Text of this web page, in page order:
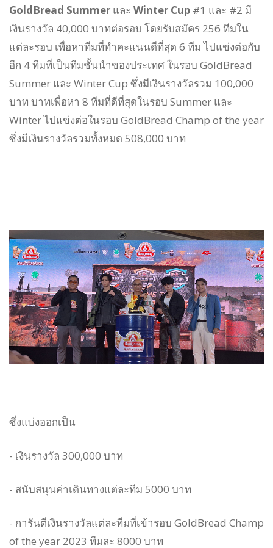
GoldBread Summer และ Winter Cup #1 และ #2 มี
เงินรางวัล 40,000 บาทต่อรอบ โดยรับสมัคร 256 ทีมใน
แต่ละรอบ เพื่อหาทีมที่ทำคะแนนดีที่สุด 6 ทีม ไปแข่งต่อกับ
อีก 4 ทีมที่เป็นทีมชั้นนำของประเทศ ในรอบ GoldBread
Summer และ Winter Cup ซึ่งมีเงินรางวัลรวม 100,000
บาท บาทเพื่อหา 8 ทีมที่ดีที่สุดในรอบ Summer และ
Winter ไปแข่งต่อในรอบ GoldBread Champ of the year
ซึ่งมีเงินรางวัลรวมทั้งหมด 508,000 บาท
ซึ่งแบ่งออกเป็น
- เงินรางวัล 300,000 บาท
- สนับสนุนค่าเดินทางแต่ละทีม 5000 บาท
- การันตีเงินรางวัลแต่ละทีมที่เข้ารอบ GoldBread Champ
of the year 2023 ทีมละ 8000 บาท